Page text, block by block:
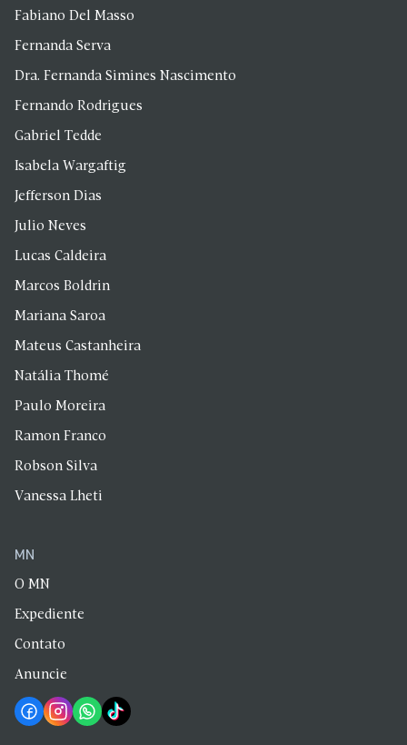
Fabiano Del Masso
Fernanda Serva
Dra. Fernanda Simines Nascimento
Fernando Rodrigues
Gabriel Tedde
Isabela Wargaftig
Jefferson Dias
Julio Neves
Lucas Caldeira
Marcos Boldrin
Mariana Saroa
Mateus Castanheira
Natália Thomé
Paulo Moreira
Ramon Franco
Robson Silva
Vanessa Lheti
MN
O MN
Expediente
Contato
Anuncie